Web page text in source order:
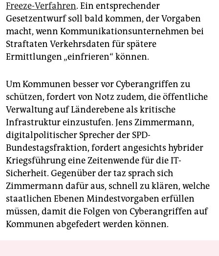
Freeze-Verfahren. Ein entsprechender
Gesetzentwurf soll bald kommen, der Vorgaben
macht, wenn Kommunikationsunternehmen bei
Straftaten Verkehrsdaten für spätere
Ermittlungen „einfrieren“ können.
Um Kommunen besser vor Cyberangriffen zu
schützen, fordert von Notz zudem, die öffentliche
Verwaltung auf Länder­ebene als kritische
Infrastruktur einzustufen. Jens Zimmermann,
digitalpolitischer Sprecher der SPD-
Bundestagsfraktion, fordert angesichts hybrider
Kriegsführung eine Zeitenwende für die IT-
Sicherheit. Gegenüber der taz sprach sich
Zimmermann dafür aus, schnell zu klären, welche
staatlichen Ebenen Mindestvorgaben erfüllen
müssen, damit die Folgen von Cyberangriffen auf
Kommunen abgefedert werden können.